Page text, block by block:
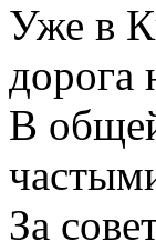
Уже в
дорога
В
За